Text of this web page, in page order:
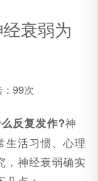
衰弱为
99次
反复发作?神
生活习惯、心理
，神经衰弱确实